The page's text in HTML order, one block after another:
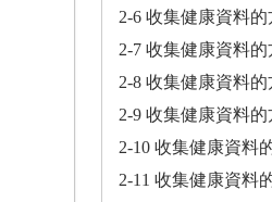
2-6 收集健康資料
2-7 收集健康資料
2-8 收集健康資料
2-9 收集健康資料
2-10 收集健康資料
2-11 收集健康資料